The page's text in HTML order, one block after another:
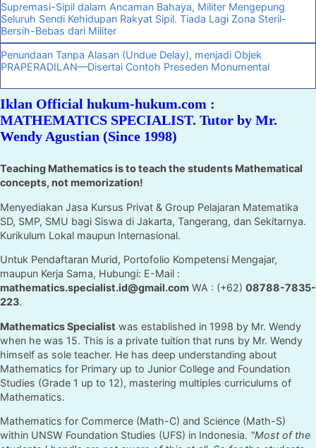
Supremasi-Sipil dalam Ancaman Bahaya, Militer Mengepung
Seluruh Sendi Kehidupan Rakyat Sipil. Tiada Lagi Zona Steril-
Bersih-Bebas dari Militer
Penundaan Tanpa Alasan (Undue Delay), menjadi Objek
PRAPERADILAN—Disertai Contoh Preseden Monumental
Iklan Official hukum-hukum.com :
MATHEMATICS SPECIALIST. Tutor by Mr.
Wendy Agustian (Since 1998)
Teaching Mathematics is to teach the students Mathematical
concepts, not memorization!
Menyediakan Jasa Kursus Privat & Group Pelajaran Matematika
SD, SMP, SMU bagi Siswa di Jakarta, Tangerang, dan Sekitarnya.
Kurikulum Lokal maupun Internasional.
Untuk Pendaftaran Murid, Portofolio Kompetensi Mengajar,
maupun Kerja Sama, Hubungi: E-Mail :
mathematics.specialist.id@gmail.com WA : (+62) 08788-7835-
223.
Mathematics Specialist was established in 1998 by Mr. Wendy
when he was 15. This is a private tuition that runs by Mr. Wendy
himself as sole teacher. He has deep understanding about
Mathematics for Primary up to Junior College and Foundation
Studies (Grade 1 up to 12), mastering multiples curriculums of
Mathematics.
Mathematics for Commerce (Math-C) and Science (Math-S)
within UNSW Foundation Studies (UFS) in Indonesia. "Most of the